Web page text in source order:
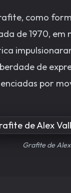
como
de 1970,
de
por
Grafite de